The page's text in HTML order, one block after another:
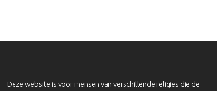
Deze website is voor mensen van verschillende religies die de